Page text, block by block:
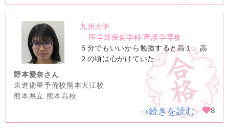
no
image
九州大学
医学部保健学科/看護学専攻
５分でもいいから勉強すると高１、高
２の頃は心がけていた
野本愛奈さん
東進衛星予備校熊本大江校
熊本県立 熊本高校
→続きを読む 8